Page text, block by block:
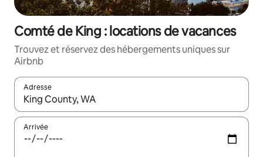
Comté de King : locations de vacances
Trouvez et réservez des hébergements uniques sur
Airbnb
Adresse
Lorsque les résultats s'affichent, utilisez les flèches vers le
Arrivée